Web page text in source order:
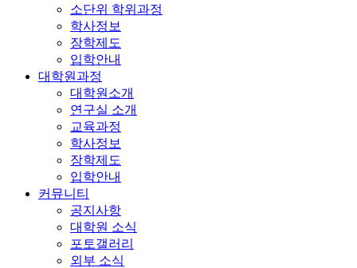
소단위 학위과정
학사정보
장학제도
입학안내
대학원과정
대학원소개
연구실 소개
교육과정
학사정보
장학제도
입학안내
커뮤니티
공지사항
대학원 소식
포토갤러리
외부 소식